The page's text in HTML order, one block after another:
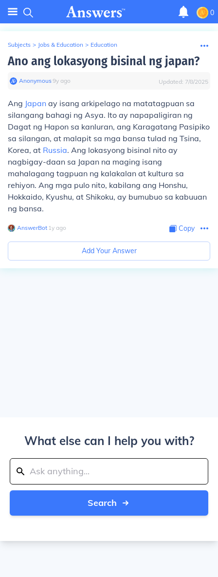
0
Subjects > Jobs & Education > Education
Ano ang lokasyong bisinal ng japan?
Anonymous∙9y ago Updated: 7/8/2025
Ang Japan ay isang arkipelago na matatagpuan sa
silangang bahagi ng Asya. Ito ay napapaligiran ng
Dagat ng Hapon sa kanluran, ang Karagatang Pasipiko
sa silangan, at malapit sa mga bansa tulad ng Tsina,
Korea, at Russia. Ang lokasyong bisinal nito ay
nagbigay-daan sa Japan na maging isang
mahalagang tagpuan ng kalakalan at kultura sa
rehiyon. Ang mga pulo nito, kabilang ang Honshu,
Hokkaido, Kyushu, at Shikoku, ay bumubuo sa kabuuan
ng bansa.
AnswerBot∙ 1y ago Copy
Add Your Answer
What else can I help you with?
Search